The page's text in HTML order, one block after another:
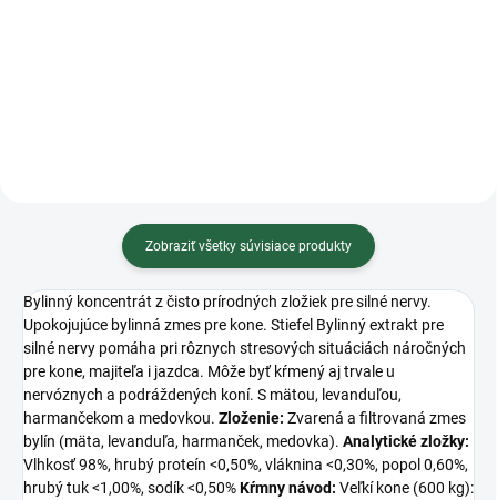
Zobraziť všetky súvisiace produkty
Bylinný koncentrát z čisto prírodných zložiek pre silné nervy.
Upokojujúce bylinná zmes pre kone. Stiefel Bylinný extrakt pre
silné nervy pomáha pri rôznych stresových situáciách náročných
pre kone, majiteľa i jazdca. Môže byť kŕmený aj trvale u
nervóznych a podráždených koní. S mätou, levanduľou,
harmančekom a medovkou. Zloženie: Zvarená a filtrovaná zmes
bylín (mäta, levanduľa, harmanček, medovka). Analytické zložky:
Vlhkosť 98%, hrubý proteín <0,50%, vláknina <0,30%, popol 0,60%,
hrubý tuk <1,00%, sodík <0,50%Kŕmny návod: Veľkí kone (600 kg):